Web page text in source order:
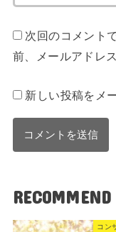
次回のコメント
前、メールアドレ
新しい投稿をメ
RECOMMEND
コン